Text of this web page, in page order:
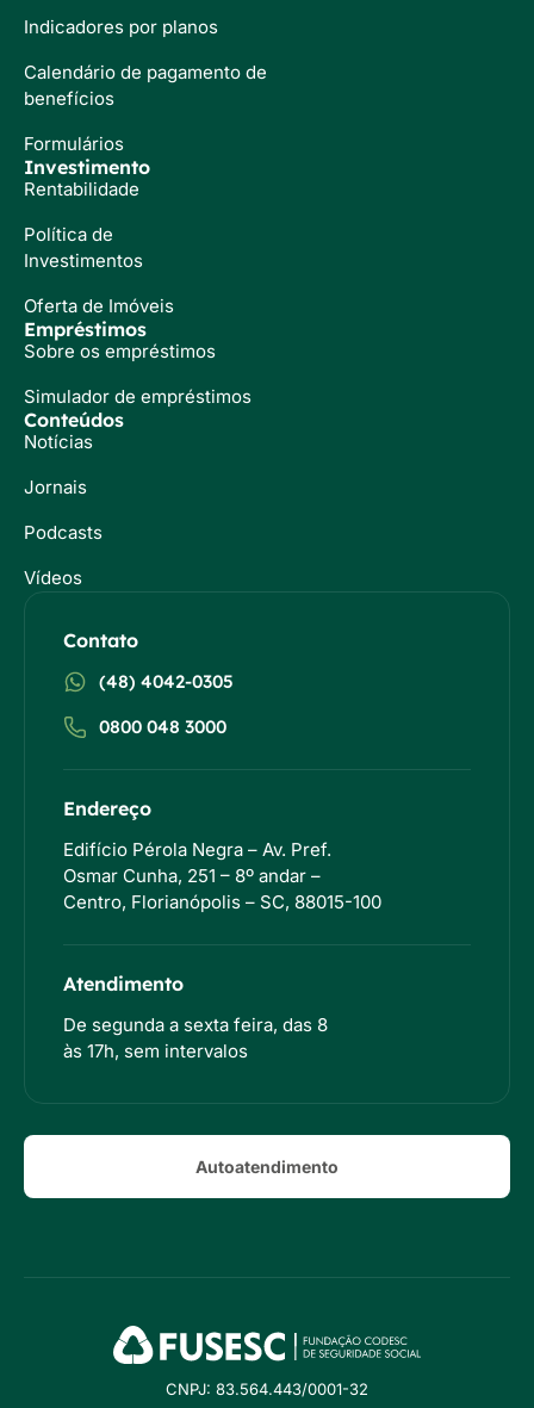
Indicadores por planos
Calendário de pagamento de
benefícios
Formulários
Investimento
Rentabilidade
Política de
Investimentos
Oferta de Imóveis
Empréstimos
Sobre os empréstimos
Simulador de empréstimos
Conteúdos
Notícias
Jornais
Podcasts
Vídeos
Contato
(48) 4042-0305
0800 048 3000
Endereço
Edifício Pérola Negra – Av. Pref.
Osmar Cunha, 251 – 8º andar –
Centro, Florianópolis – SC, 88015-100
Atendimento
De segunda a sexta feira, das 8
às 17h, sem intervalos
Autoatendimento
CNPJ: 83.564.443/0001-32